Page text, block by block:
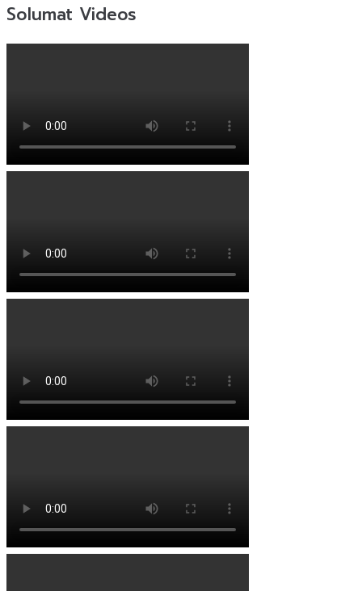
Solumat Videos